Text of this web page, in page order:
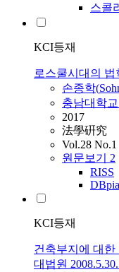
스콜
KCI등재
로스쿨시대의
손종학(
충남대학
2017
法學硏究
Vol.28 No.1
원문보기 2
RISS
DBpia
KCI등재
건축부지에 대
대법원